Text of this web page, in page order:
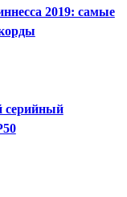
2019: самые
серийный